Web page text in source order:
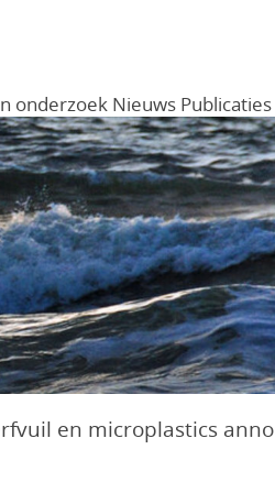
onderzoek Nieuws Publicaties
en microplastics anno